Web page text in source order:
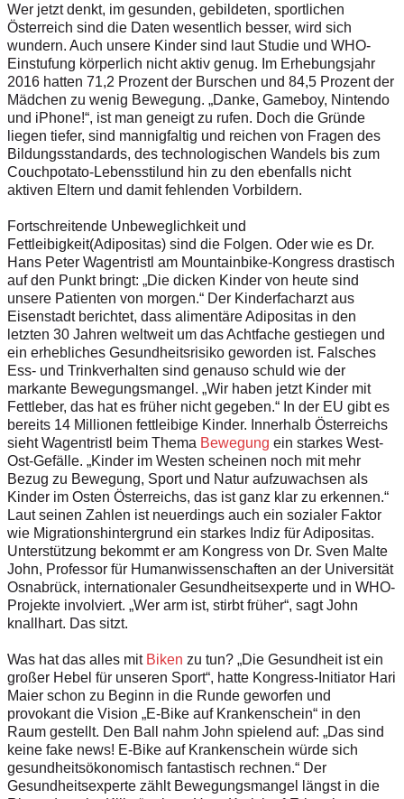
Wer jetzt denkt, im gesunden, gebildeten, sportlichen
Österreich sind die Daten wesentlich besser, wird sich
wundern. Auch unsere Kinder sind laut Studie und WHO-
Einstufung körperlich nicht aktiv genug. Im Erhebungsjahr
2016 hatten 71,2 Prozent der Burschen und 84,5 Prozent der
Mädchen zu wenig Bewegung. „Danke, Gameboy, Nintendo
und ­iPhone!“, ist man geneigt zu rufen. Doch die Gründe
liegen tiefer, sind mannigfaltig und reichen von Fragen des
Bildungsstandards, des technologischen Wandels bis zum
Couchpotato-Lebensstil und hin zu den ebenfalls nicht
aktiven Eltern und damit fehlenden Vorbildern.
Fortschreitende Unbeweglichkeit und
Fettleibigkeit(Adipositas) sind die Folgen. Oder wie es Dr.
Hans Peter Wagentristl am Mountainbike-Kongress drastisch
auf den Punkt bringt: „Die dicken Kinder von heute sind
unsere Patienten von morgen.“ Der Kinderfacharzt aus
Eisenstadt berichtet, dass alimentäre Adipositas in den
letzten 30 Jahren weltweit um das Achtfache gestiegen und
ein erhebliches Gesundheitsrisiko geworden ist. Falsches
Ess- und Trinkverhalten sind genauso schuld wie der
markante Bewegungsmangel. „Wir haben jetzt Kinder mit
Fettleber, das hat es früher nicht gegeben.“ In der EU gibt es
bereits 14 Millionen fettleibige Kinder. Innerhalb Österreichs
sieht Wagentristl beim Thema Bewegung ein starkes West-
Ost-Gefälle. „Kinder im Westen scheinen noch mit mehr
Bezug zu Bewegung, Sport und Natur aufzuwachsen als
Kinder im Osten Österreichs, das ist ganz klar zu erkennen.“
Laut seinen Zahlen ist neuerdings auch ein sozialer Faktor
wie Migrationshintergrund ein starkes Indiz für Adipositas.
Unterstützung bekommt er am Kongress von Dr. Sven Malte
John, Professor für Humanwissenschaften an der Universität
Osnabrück, internationaler Gesundheitsexperte und in WHO-
Projekte involviert. „Wer arm ist, stirbt früher“, sagt John
knallhart. Das sitzt.
Was hat das alles mit Biken zu tun? „Die Gesundheit ist ein
großer Hebel für unseren Sport“, hatte Kongress-Initiator Hari
Maier schon zu Beginn in die Runde geworfen und
provokant die Vision „E-Bike auf Krankenschein“ in den
Raum gestellt. Den Ball nahm John spielend auf: „Das sind
keine fake news! ­E-Bike auf Krankenschein würde sich
gesundheitsökonomisch fantastisch rechnen.“ Der
Gesundheitsexperte zählt Bewegungsmangel längst in die